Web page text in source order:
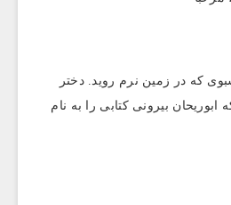
که در زمین نرم روید. دختر
بیرونی کتابی را به نام